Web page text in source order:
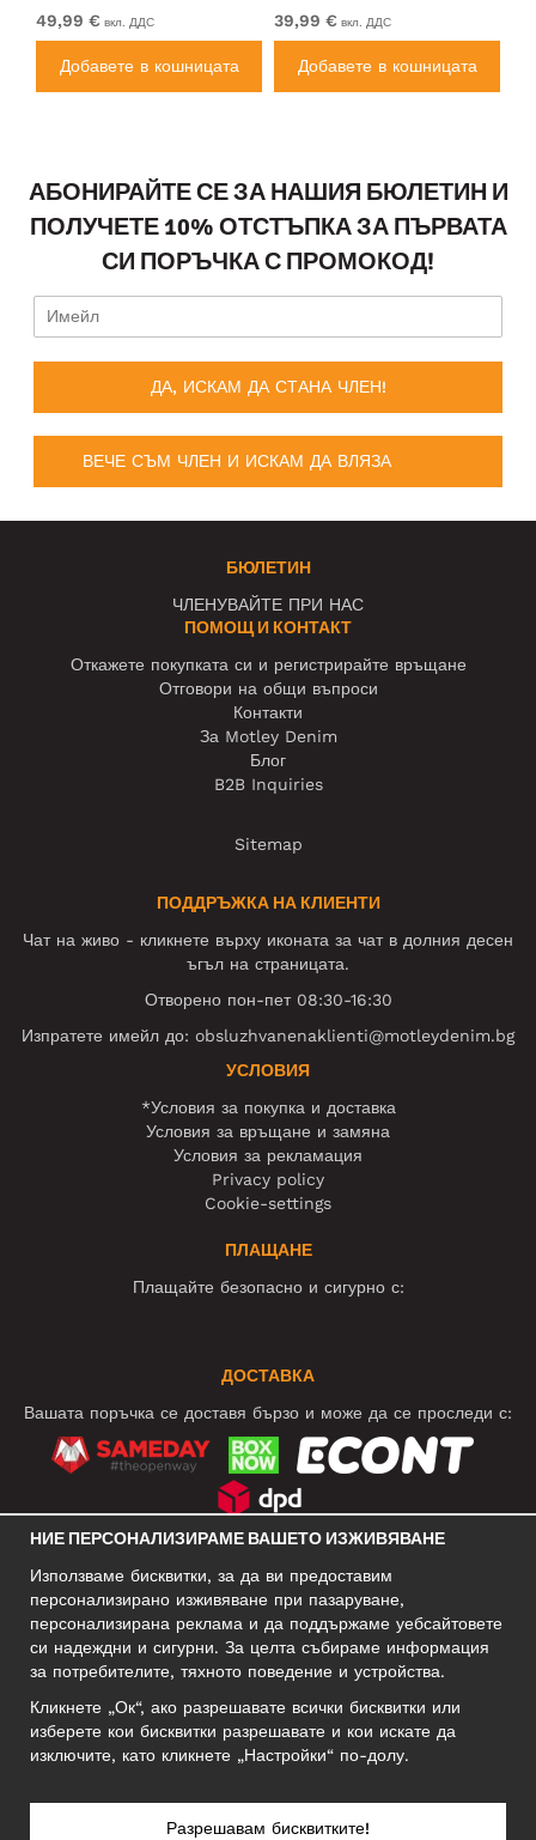
49,99 € вкл. ДДС
Добавете в кошницата
39,99 € вкл. ДДС
Добавете в кошницата
АБОНИРАЙТЕ СЕ ЗА НАШИЯ БЮЛЕТИН И
ПОЛУЧЕТЕ 10% ОТСТЪПКА ЗА ПЪРВАТА
СИ ПОРЪЧКА С ПРОМОКОД!
ДА, ИСКАМ ДА СТАНА ЧЛЕН!
ВЕЧЕ СЪМ ЧЛЕН И ИСКАМ ДА ВЛЯЗА
БЮЛЕТИН
ЧЛЕНУВАЙТЕ ПРИ НАС
ПОМОЩ И КОНТАКТ
Откажете покупката си и регистрирайте връщане
Отговори на общи въпроси
Контакти
За Motley Denim
Блог
B2B Inquiries
Sitemap
ПОДДРЪЖКА НА КЛИЕНТИ
Чат на живо - кликнете върху иконата за чат в долния десен
ъгъл на страницата.
Отворено пон-пет 08:30-16:30
Изпратете имейл до: obsluzhvanenaklienti@motleydenim.bg
УСЛОВИЯ
*Условия за покупка и доставка
Условия за връщане и замяна
Условия за рекламация
Privacy policy
Cookie-settings
ПЛАЩАНЕ
Плащайте безопасно и сигурно с:
ДОСТАВКА
Вашата поръчка се доставя бързо и може да се проследи с:
БИЗНЕС АДРЕС
Narva mnt 5, EE-10117 Tallinn
Reg: 12356245
НИЕ ПЕРСОНАЛИЗИРАМЕ ВАШЕТО ИЗЖИВЯВАНЕ
Използваме бисквитки, за да ви предоставим
персонализирано изживяване при пазаруване,
персонализирана реклама и да поддържаме уебсайтовете
си надеждни и сигурни. За целта събираме информация
за потребителите, тяхното поведение и устройства.
Кликнете „Ок“, ако разрешавате всички бисквитки или
изберете кои бисквитки разрешавате и кои искате да
изключите, като кликнете „Настройки“ по-долу.
Разрешавам бисквитките!